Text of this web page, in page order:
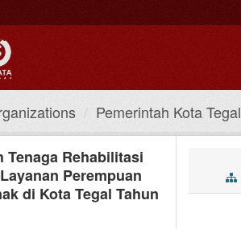
Pemerintah Kota Tegal
Tenaga Rehabilitasi
Perempuan
di Kota Tegal Tahun